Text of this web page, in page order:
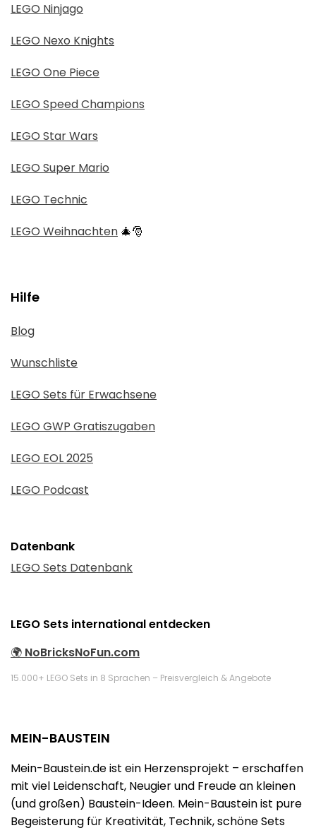
LEGO Ninjago
LEGO Nexo Knights
LEGO One Piece
LEGO Speed Champions
LEGO Star Wars
LEGO Super Mario
LEGO Technic
LEGO Weihnachten 🎄🎅
Hilfe
Blog
Wunschliste
LEGO Sets für Erwachsene
LEGO GWP Gratiszugaben
LEGO EOL 2025
LEGO Podcast
Datenbank
LEGO Sets Datenbank
LEGO Sets international entdecken
🌍 NoBricksNoFun.com
15.000+ LEGO Sets in 8 Sprachen – Preisvergleich & Angebote
MEIN-BAUSTEIN
Mein-Baustein.de ist ein Herzensprojekt – erschaffen
mit viel Leidenschaft, Neugier und Freude an kleinen
(und großen) Baustein-Ideen. Mein-Baustein ist pure
Begeisterung für Kreativität, Technik, schöne Sets